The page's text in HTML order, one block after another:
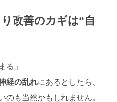
改善のカギは“自
る」
経の乱れにあるとしたら、
のも当然かもしれません。